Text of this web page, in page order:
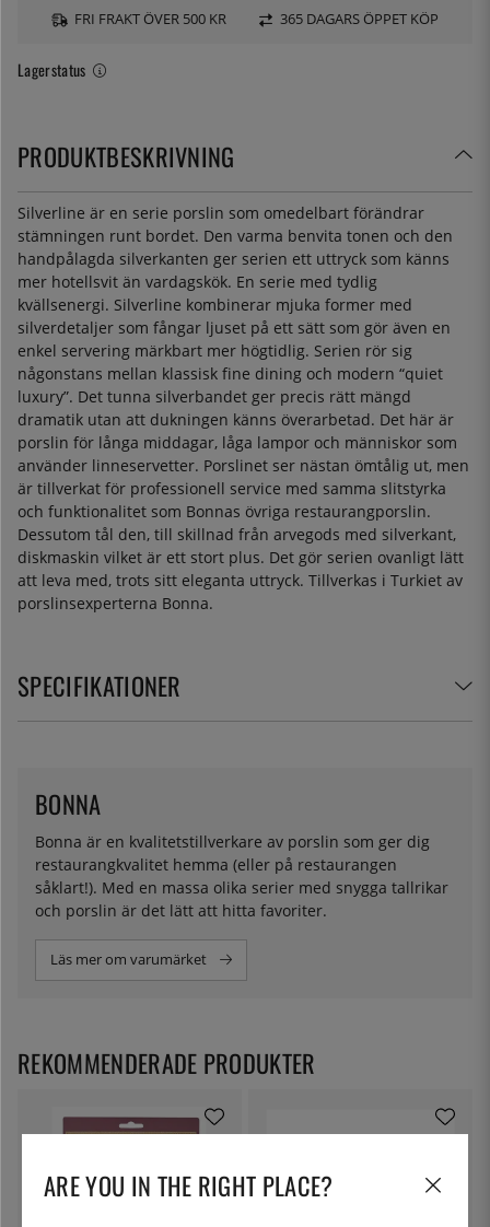
Lagerstatus
FRI FRAKT ÖVER 500 KR 365 DAGARS ÖPPET KÖP
PRODUKTBESKRIVNING
Silverline är en serie porslin som omedelbart förändrar
stämningen runt bordet. Den varma benvita tonen och den
handpålagda silverkanten ger serien ett uttryck som känns
mer hotellsvit än vardagskök. En serie med tydlig
kvällsenergi. Silverline kombinerar mjuka former med
silverdetaljer som fångar ljuset på ett sätt som gör även en
enkel servering märkbart mer högtidlig. Serien rör sig
någonstans mellan klassisk fine dining och modern “quiet
luxury”. Det tunna silverbandet ger precis rätt mängd
dramatik utan att dukningen känns överarbetad. Det här är
porslin för långa middagar, låga lampor och människor som
använder linneservetter. Porslinet ser nästan ömtålig ut, men
är tillverkat för professionell service med samma slitstyrka
och funktionalitet som Bonnas övriga restaurangporslin.
Dessutom tål den, till skillnad från arvegods med silverkant,
diskmaskin vilket är ett stort plus. Det gör serien ovanligt lätt
att leva med, trots sitt eleganta uttryck. Tillverkas i Turkiet av
porslinsexperterna Bonna.
SPECIFIKATIONER
Bonna är en kvalitetstillverkare av porslin som ger dig
restaurangkvalitet hemma (eller på restaurangen
såklart!). Med en massa olika serier med snygga tallrikar
och porslin är det lätt att hitta favoriter.
BONNA
Läs mer om varumärket
REKOMMENDERADE PRODUKTER
ARE YOU IN THE RIGHT PLACE?